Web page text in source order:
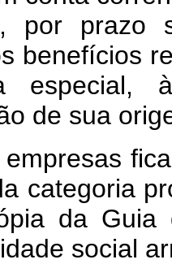
por prazo
benefícios
especial,
de sua
empresas
categoria
da Guia
social